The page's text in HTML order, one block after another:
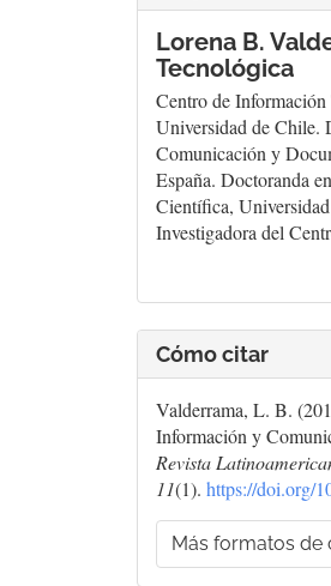
Lorena B.
Tecnológica
Centro de
Universidad de Chile.
Comunicación y
España. Doctoranda
Científica,
Investigadora del
Cómo citar
Valderrama, L. B.
Información y
Revista
11(1).https://doi.org/
Más formatos de